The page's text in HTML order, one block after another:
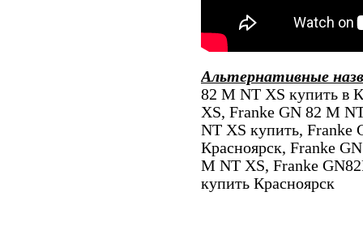
Альтернативные
82 M NT XS купить в
XS, Franke GN 82 M
NT XS купить, Franke
Красноярск, Franke
M NT XS, Franke
купить Красноярск